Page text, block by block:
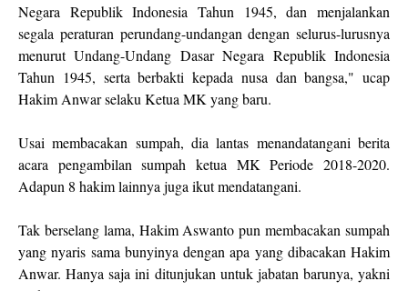
Negara Republik Indonesia Tahun 1945, dan menjalankan
segala peraturan perundang-undangan dengan selurus-lurusnya
menurut Undang-Undang Dasar Negara Republik Indonesia
Tahun 1945, serta berbakti kepada nusa dan bangsa," ucap
Hakim Anwar selaku Ketua MK yang baru.
Usai membacakan sumpah, dia lantas menandatangani berita
acara pengambilan sumpah ketua MK Periode 2018-2020.
Adapun 8 hakim lainnya juga ikut mendatangani.
Tak berselang lama, Hakim Aswanto pun membacakan sumpah
yang nyaris sama bunyinya dengan apa yang dibacakan Hakim
Anwar. Hanya saja ini ditunjukan untuk jabatan barunya, yakni